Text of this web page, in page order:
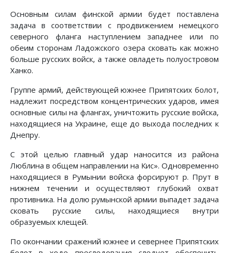
Основным силам финской армии будет поставлена
задача в соответствии с продвижением немецкого
северного фланга наступлением западнее или по
обеим сторонам Ладожского озера сковать как можно
больше русских войск, а также овладеть полуостровом
Ханко.
Группе армий, действующей южнее Припятских болот,
надлежит посредством концентрических ударов, имея
основные силы на флангах, уничтожить русские войска,
находящиеся на Украине, еще до выхода последних к
Днепру.
С этой целью главный удар наносится из района
Люблина в общем направлении на Кис». Одновременно
находящиеся в Румынии войска форсируют р. Прут в
нижнем течении и осуществляют глубокий охват
противника. На долю румынской армии выпадет задача
сковать русские силы, находящиеся внутри
образуемых клещей.
По окончании сражений южнее и севернее Припятских